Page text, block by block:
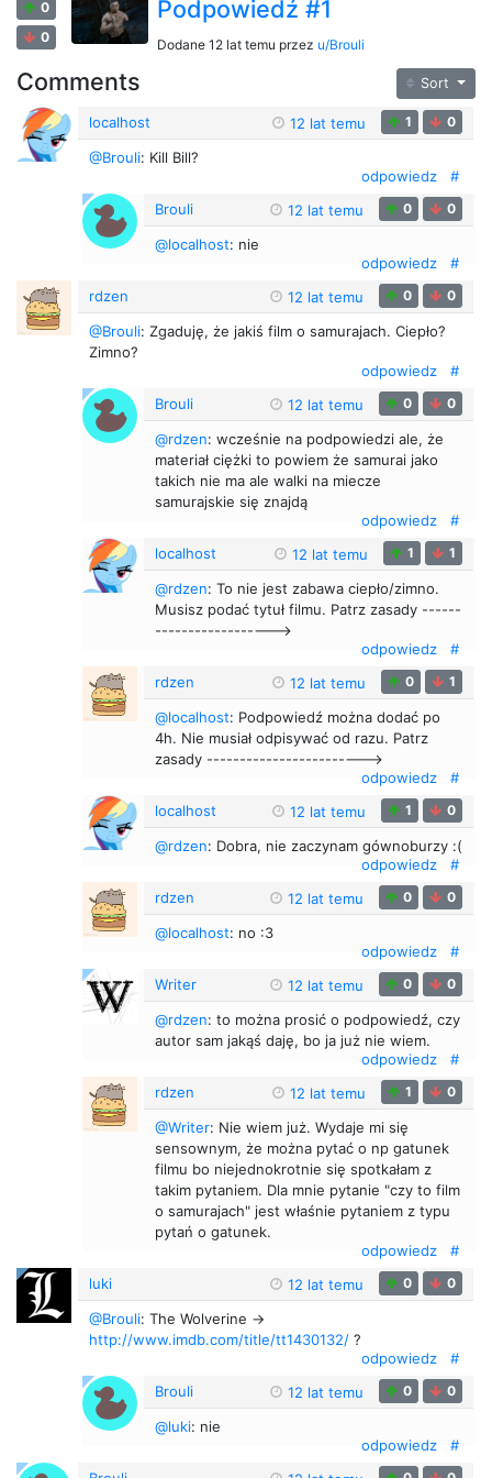
0
0
Podpowiedź #1
Dodane 12 lat temu przez u/Brouli
Comments Sort
localhost 12 lat temu 1 0
@Brouli: Kill Bill?
odpowiedz
#
Brouli
12 lat temu 0 0
@localhost: nie
odpowiedz
#
rdzen
12 lat temu 0 0
@Brouli: Zgaduję, że jakiś film o samurajach. Ciepło?
Zimno?
odpowiedz
#
Brouli
12 lat temu 0 0
@rdzen: wcześnie na podpowiedzi ale, że
materiał ciężki to powiem że samurai jako
takich nie ma ale walki na miecze
samurajskie się znajdą
odpowiedz
#
localhost
12 lat temu 1 1
@rdzen: To nie jest zabawa ciepło/zimno.
Musisz podać tytuł filmu. Patrz zasady ------
------------------>
odpowiedz
#
rdzen
12 lat temu 0 1
@localhost: Podpowiedź można dodać po
4h. Nie musiał odpisywać od razu. Patrz
zasady ------------------------>
odpowiedz
#
localhost
12 lat temu 1 0
@rdzen: Dobra, nie zaczynam gównoburzy :(
odpowiedz
#
rdzen
12 lat temu 0 0
@localhost: no :3
odpowiedz
#
Writer
12 lat temu 0 0
@rdzen: to można prosić o podpowiedź, czy
autor sam jakąś daję, bo ja już nie wiem.
odpowiedz
#
rdzen
12 lat temu 1 0
@Writer: Nie wiem już. Wydaje mi się
sensownym, że można pytać o np gatunek
filmu bo niejednokrotnie się spotkałam z
takim pytaniem. Dla mnie pytanie "czy to film
o samurajach" jest właśnie pytaniem z typu
pytań o gatunek.
odpowiedz
#
luki
12 lat temu 0 0
@Brouli: The Wolverine ->
http://www.imdb.com/title/tt1430132/ ?
odpowiedz
#
Brouli
12 lat temu 0 0
@luki: nie
odpowiedz
#